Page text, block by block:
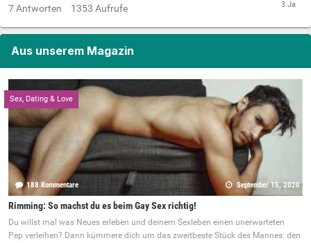
7Antworten 1353 Aufrufe
Aus unserem Magazin
Sex, Dating & Love
188 Kommentare September 15, 2020
Rimming: So machst du es beim Gay Sex richtig!
Du willst mal was Neues erleben und deinem Sexleben einen unerwarteten
Pep verleihen? Dann kümmere dich um das zweitbeste Stück des Mannes: den